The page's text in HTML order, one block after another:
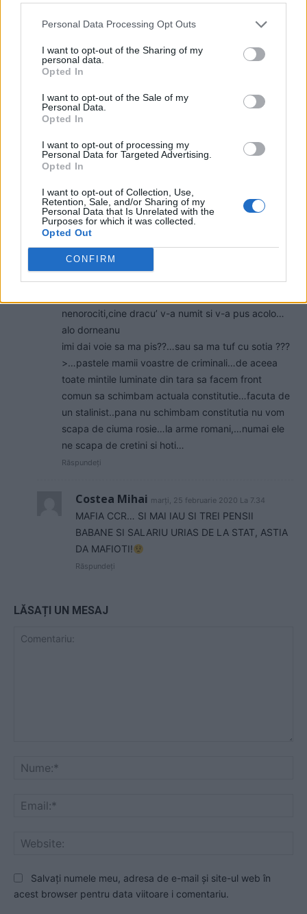
Personal Data Processing Opt Outs
I want to opt-out of the Sharing of my
personal data.
Opted In
I want to opt-out of the Sale of my
Personal Data.
Opted In
I want to opt-out of processing my
Personal Data for Targeted Advertising.
Opted In
I want to opt-out of Collection, Use,
Retention, Sale, and/or Sharing of my
Personal Data that Is Unrelated with the
Purposes for which it was collected.
Opted Out
CONFIRM
convingătoare ale ministrului
Pîslaru
A doua operațiune obscenă a
consilier al lui Băsescu a fost
2 COMENTARII
rammstein luni, 24 februarie 2020 La 21.06
felicitari dle popescu !!!…tara asta nu se mai poate
caca fara acordul ccr-ului !!!…nu vi se pare ca
trogloditii astia au pus stapanire pe romania ???>…
romania nu mai are
Presedinte,Guvern,parlament,justitie….ARE IN
nenorociti,cine dracu’ v-a numit si v-a pus acolo…
alo dorneanu
imi dai voie sa ma pis??…sau sa ma tuf cu sotia ???
>…pastele mamii voastre de criminali…de aceea
toate mintile luminate din tara sa facem front
comun sa schimbam actuala constitutie…facuta de
un stalinist..pana nu schimbam constitutia nu vom
scapa de ciuma rosie…la arme romani,…numai ele
ne scapa de cretini si hoti…
Răspundeți
Costea Mihai marți, 25 februarie 2020 La 7.34
MAFIA CCR… SI MAI IAU SI TREI PENSII
BABANE SI SALARIU URIAS DE LA STAT, ASTIA
DA MAFIOTI!
Răspundeți
LĂSAȚI UN MESAJ
Salvați numele meu, adresa de e-mail și site-ul web în
acest browser pentru data viitoare i comentariu.